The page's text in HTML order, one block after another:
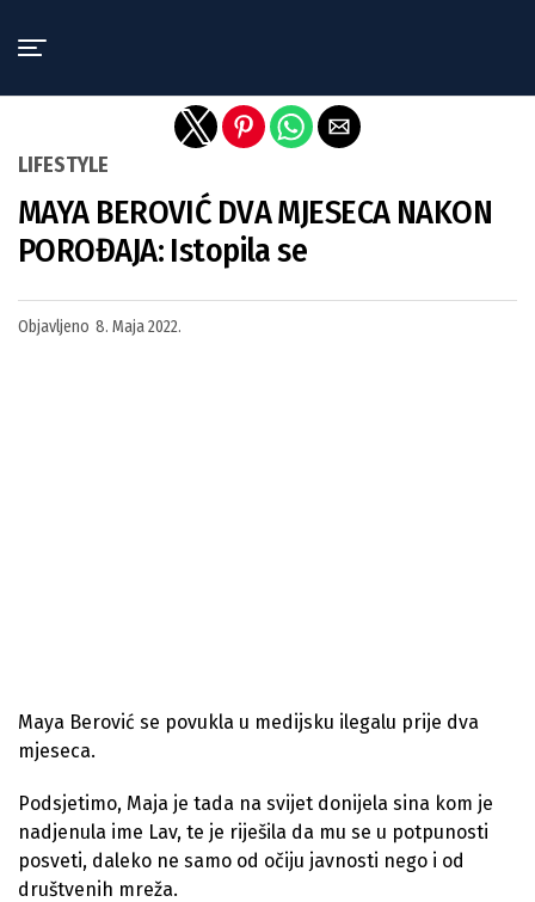
LIFESTYLE
MAYA BEROVIĆ DVA MJESECA NAKON
POROĐAJA: Istopila se
Objavljeno 8. Maja 2022.
Maya Berović se povukla u medijsku ilegalu prije dva
mjeseca.
Podsjetimo, Maja je tada na svijet donijela sina kom je
nadjenula ime Lav, te je riješila da mu se u potpunosti
posveti, daleko ne samo od očiju javnosti nego i od
društvenih mreža.